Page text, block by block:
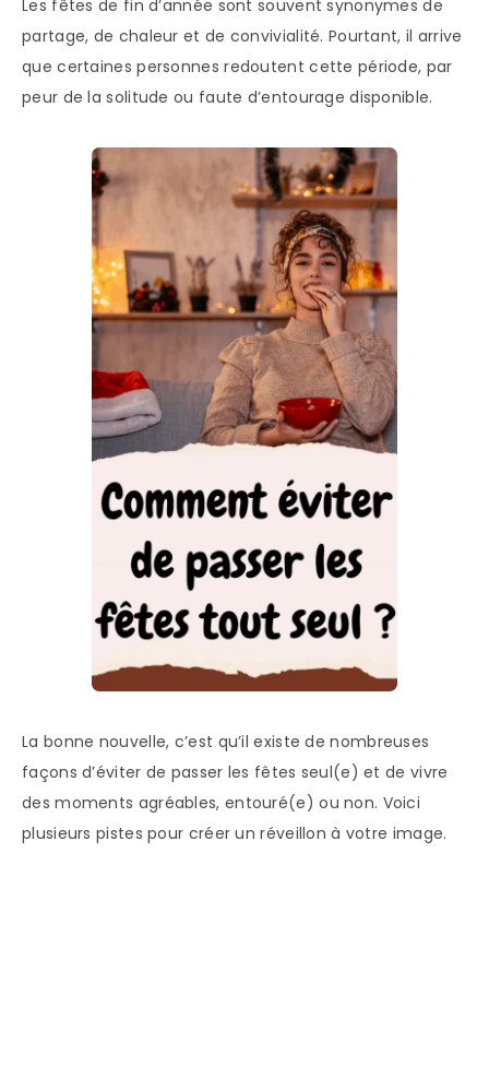
Les fêtes de fin d’année sont souvent synonymes de
partage, de chaleur et de convivialité. Pourtant, il arrive
que certaines personnes redoutent cette période, par
peur de la solitude ou faute d’entourage disponible.
La bonne nouvelle, c’est qu’il existe de nombreuses
façons d’éviter de passer les fêtes seul(e) et de vivre
des moments agréables, entouré(e) ou non. Voici
plusieurs pistes pour créer un réveillon à votre image.